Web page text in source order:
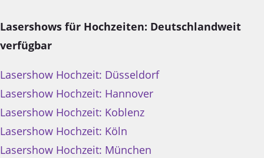
Lasershows für Hochzeiten: Deutschlandweit
verfügbar
Lasershow Hochzeit: Düsseldorf
Lasershow Hochzeit: Hannover
Lasershow Hochzeit: Koblenz
Lasershow Hochzeit: Köln
Lasershow Hochzeit: München